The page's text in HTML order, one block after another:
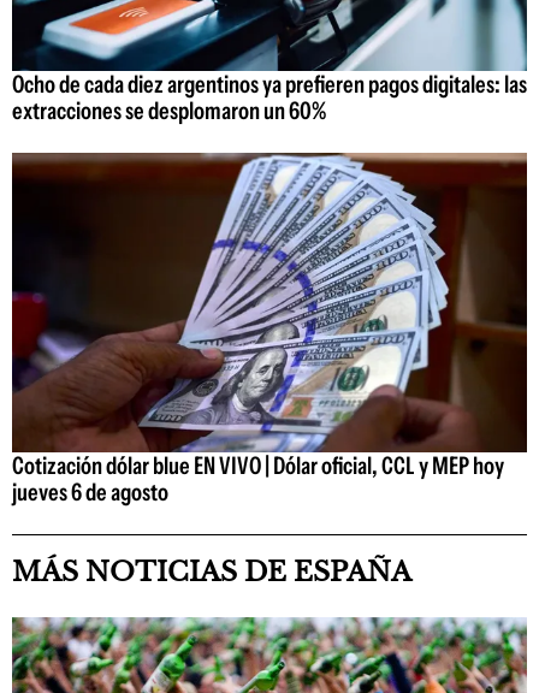
Ocho de cada diez argentinos ya prefieren pagos digitales: las
extracciones se desplomaron un 60%
Cotización dólar blue EN VIVO | Dólar oficial, CCL y MEP hoy
jueves 6 de agosto
MÁS NOTICIAS DE ESPAÑA